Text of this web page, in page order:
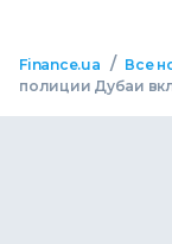
Finance.ua / Все
полиции Дубаи